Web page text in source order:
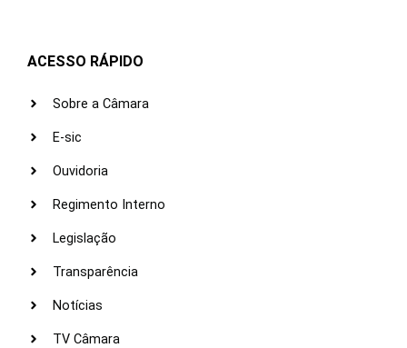
ACESSO RÁPIDO
Sobre a Câmara
E-sic
Ouvidoria
Regimento Interno
Legislação
Transparência
Notícias
TV Câmara